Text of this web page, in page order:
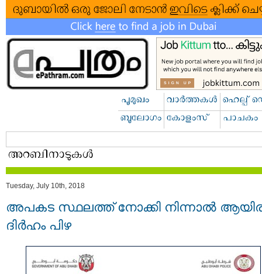
Tuesday, July 10th, 2018
അപകട സ്ഥലത്ത് നോക്കി നിന്നാല്‍
ദിർഹം പിഴ